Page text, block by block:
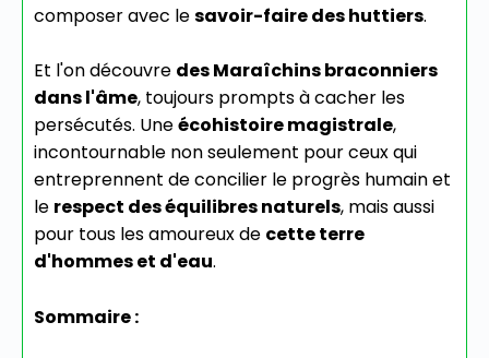
composer avec lesavoir-faire des huttiers.
Et l'on découvre des Maraîchins braconniers
dans l'âme, toujours prompts à cacher les
persécutés. Uneécohistoire magistrale,
incontournable non seulement pour ceux qui
entreprennent de concilier le progrès humain et
le respect des équilibres naturels, mais aussi
pour tous les amoureux de cette terre
d'hommes et d'eau.
Sommaire :